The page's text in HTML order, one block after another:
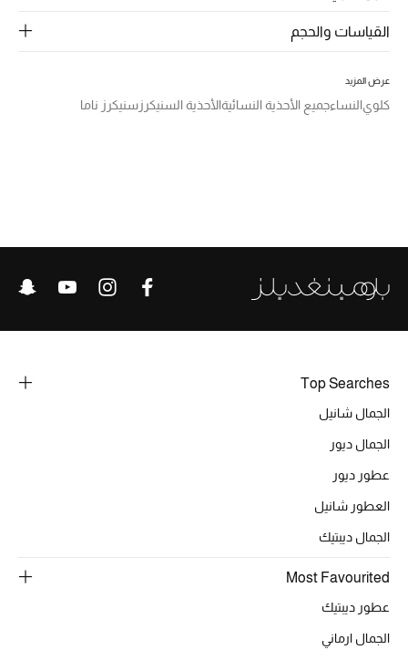
الأطفال
المجوهرات
ما وصلنا حديثاً
الموسم الجديد
ركن أناقة المنتجعات
حصريًا عبر الإنترنت
جميع إصدارتنا النسائية
القياسات والحجم
عرض المزيد
كلويالنساءجميع الأحذية النسائيةالأحذية السنيكرزسنيكرز ناما
Top Searches
الجمال شانيل
الجمال ديور
عطور ديور
العطور شانيل
الجمال ديبتيك
Most Favourited
عطور ديبتيك
الجمال ارماني